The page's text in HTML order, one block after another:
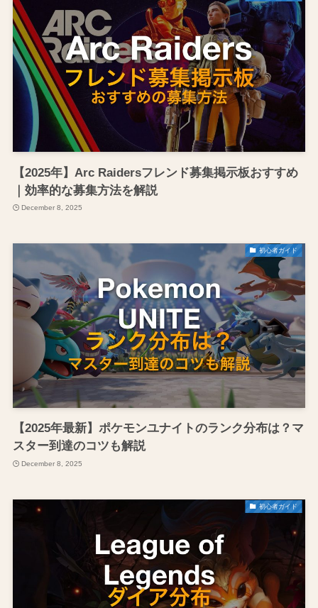
【2025年】Arc Raidersフレンド募集掲示板おすすめ
｜効率的な募集方法を解説
December 8, 2025
初心者ガイド
【2025年最新】ポケモンユナイトのランク分布は？マ
スター到達のコツも解説
December 8, 2025
初心者ガイド